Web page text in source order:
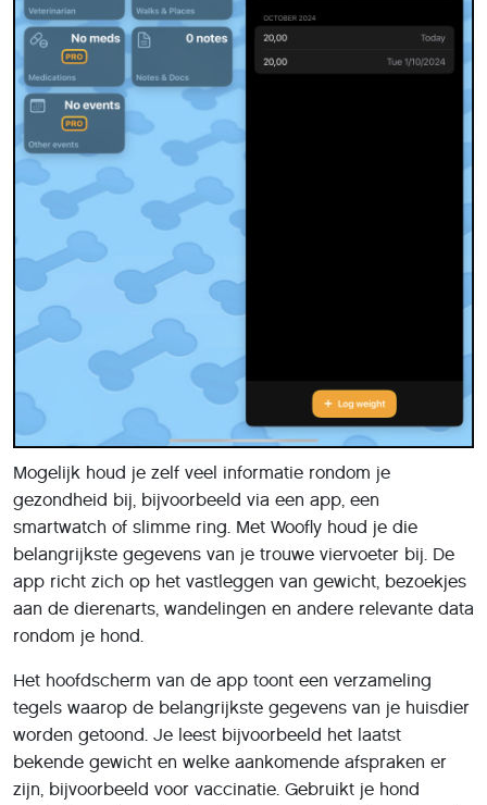
Mogelijk houd je zelf veel informatie rondom je
gezondheid bij, bijvoorbeeld via een app, een
smartwatch of slimme ring. Met Woofly houd je die
belangrijkste gegevens van je trouwe viervoeter bij. De
app richt zich op het vastleggen van gewicht, bezoekjes
aan de dierenarts, wandelingen en andere relevante data
rondom je hond.
Het hoofdscherm van de app toont een verzameling
tegels waarop de belangrijkste gegevens van je huisdier
worden getoond. Je leest bijvoorbeeld het laatst
bekende gewicht en welke aankomende afspraken er
zijn, bijvoorbeeld voor vaccinatie. Gebruikt je hond